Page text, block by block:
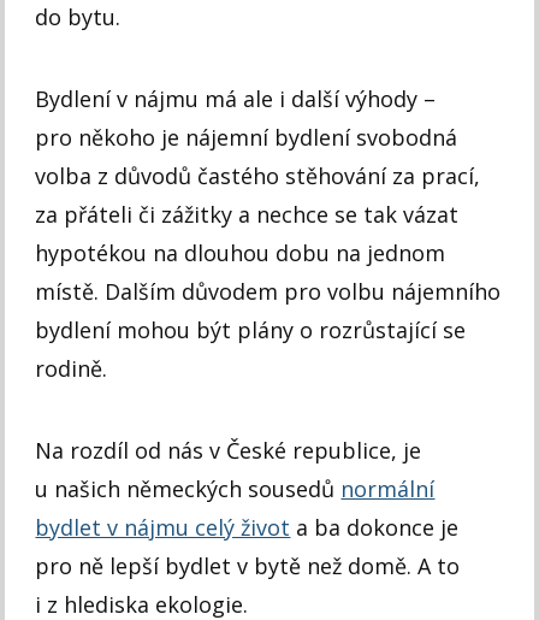
do bytu.
Bydlení v nájmu má ale i další výhody –
pro někoho je nájemní bydlení svobodná
volba z důvodů častého stěhování za prací,
za přáteli či zážitky a nechce se tak vázat
hypotékou na dlouhou dobu na jednom
místě. Dalším důvodem pro volbu nájemního
bydlení mohou být plány o rozrůstající se
rodině.
Na rozdíl od nás v České republice, je
u našich německých sousedů normální
bydlet v nájmu celý život a ba dokonce je
pro ně lepší bydlet v bytě než domě. A to
i z hlediska ekologie.